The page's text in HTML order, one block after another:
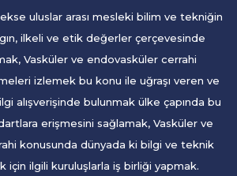
uluslar arası mesleki bilim ve tekniğin
ilkeli ve etik değerler çerçevesinde
Vasküler ve endovasküler cerrahi
izlemek bu konu ile uğraşı veren ve
alışverişinde bulunmak ülke çapında bu
erişmesini sağlamak, Vasküler ve
konusunda dünyada ki bilgi ve teknik
için ilgili kuruluşlarla iş birliği yapmak.